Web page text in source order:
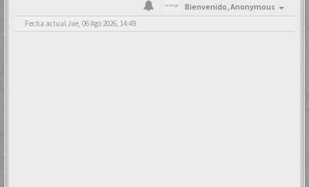
Bienvenido,Anonymous
Fecha actual Jue, 06 Ago 2026, 14:49